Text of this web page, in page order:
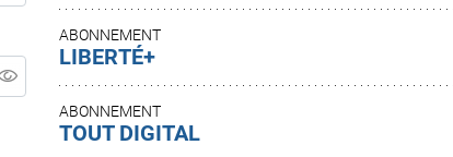
ABONNEMENT
LIBERTÉ+
ABONNEMENT
TOUT DIGITAL